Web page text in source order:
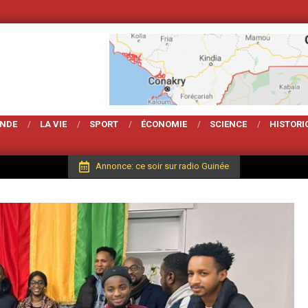
Votre
LA VIE SPORT ÉCONOMIE SCIENCE
Annonce: ce soir sur radio Guinée